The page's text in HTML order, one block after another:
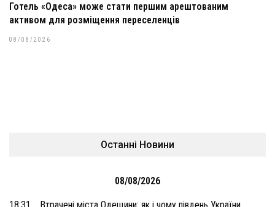
Готель «Одеса» може стати першим арештованим
активом для розміщення переселенців
08/08/2026
Останні Новини
08/08/2026